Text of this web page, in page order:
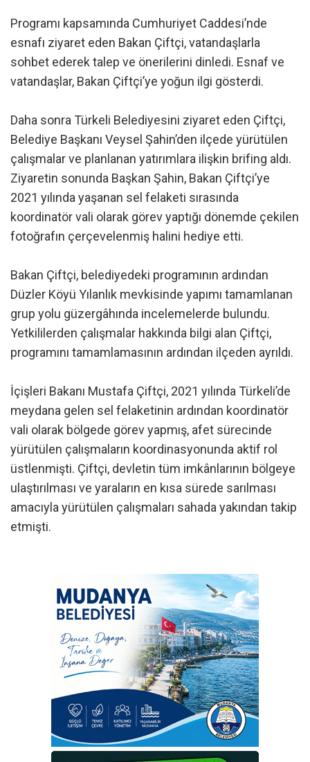
Programı kapsamında Cumhuriyet Caddesi’nde
esnafı ziyaret eden Bakan Çiftçi, vatandaşlarla
sohbet ederek talep ve önerilerini dinledi. Esnaf ve
vatandaşlar, Bakan Çiftçi’ye yoğun ilgi gösterdi.
Daha sonra Türkeli Belediyesini ziyaret eden Çiftçi,
Belediye Başkanı Veysel Şahin’den ilçede yürütülen
çalışmalar ve planlanan yatırımlara ilişkin brifing aldı.
Ziyaretin sonunda Başkan Şahin, Bakan Çiftçi’ye
2021 yılında yaşanan sel felaketi sırasında
koordinatör vali olarak görev yaptığı dönemde çekilen
fotoğrafın çerçevelenmiş halini hediye etti.
Bakan Çiftçi, belediyedeki programının ardından
Düzler Köyü Yılanlık mevkisinde yapımı tamamlanan
grup yolu güzergâhında incelemelerde bulundu.
Yetkililerden çalışmalar hakkında bilgi alan Çiftçi,
programını tamamlamasının ardından ilçeden ayrıldı.
İçişleri Bakanı Mustafa Çiftçi, 2021 yılında Türkeli’de
meydana gelen sel felaketinin ardından koordinatör
vali olarak bölgede görev yapmış, afet sürecinde
yürütülen çalışmaların koordinasyonunda aktif rol
üstlenmişti. Çiftçi, devletin tüm imkânlarının bölgeye
ulaştırılması ve yaraların en kısa sürede sarılması
amacıyla yürütülen çalışmaları sahada yakından takip
etmişti.